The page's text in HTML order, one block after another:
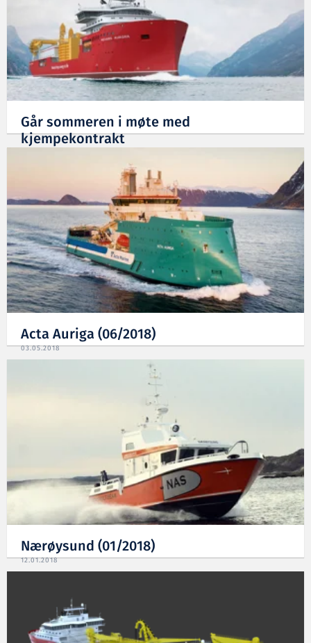
Går sommeren i møte med
kjempekontrakt
Acta Auriga (06/2018)
03.05.2018
Nærøysund (01/2018)
12.01.2018